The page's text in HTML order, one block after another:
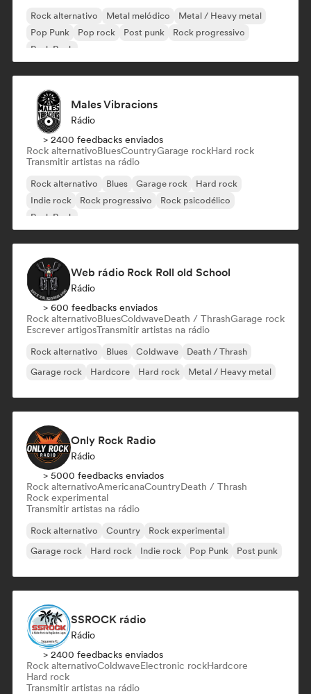
Rock alternativo Metal melódico
Metal / Heavy metal
Pop Punk
Pop rock Post punk
Rock progressivo
Punk Rock
Males Vibracions
Rádio
> 2400 feedbacks enviados
Rock alternativoBluesCountryGarage rockHard rock
Transmitir artistas na rádio
Rock alternativo Blues Garage rock
Hard rock
Indie rock
Rock progressivo
Rock psicodélico
Punk Rock
Web rádio Rock Roll old School
Rádio
> 600 feedbacks enviados
Rock alternativoBluesColdwaveDeath / ThrashGarage rock
Escrever artigosTransmitir artistas na rádio
Rock alternativo Blues Coldwave
Death / Thrash
Garage rock
Hardcore Hard rock Metal / Heavy metal
Only Rock Radio
Rádio
> 5000 feedbacks enviados
Rock alternativoAmericanaCountryDeath / Thrash
Rock experimental
Transmitir artistas na rádio
Rock alternativo Country
Rock experimental
Garage rock
Hard rock Indie rock Pop Punk Post punk
SSROCK rádio
Rádio
> 2400 feedbacks enviados
Rock alternativoColdwaveElectronic rockHardcore
Hard rock
Transmitir artistas na rádio